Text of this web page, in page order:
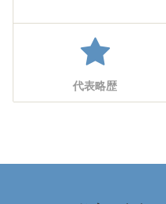
代表略歴